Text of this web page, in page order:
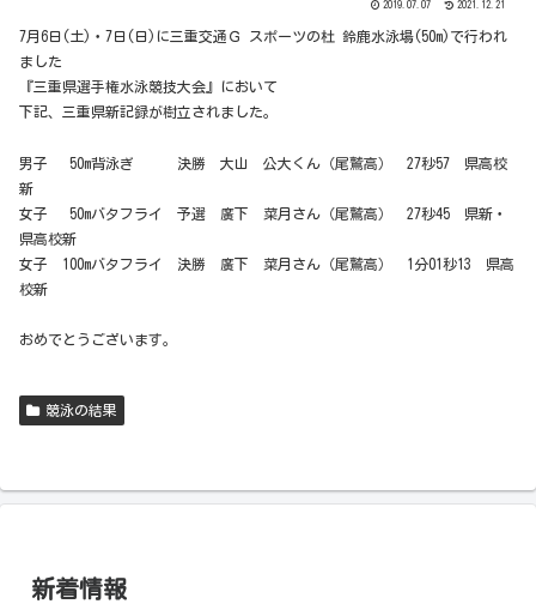
2019.07.07 2021.12.21
7月6日(土)・7日(日)に三重交通Ｇ スポーツの杜 鈴鹿水泳場(50m)で行われ
ました
『三重県選手権水泳競技大会』において
下記、三重県新記録が樹立されました。
男子 50m背泳ぎ 決勝 大山 公大くん（尾鷲高） 27秒57 県高校
新
女子 50mバタフライ 予選 廣下 菜月さん（尾鷲高） 27秒45 県新・
県高校新
女子 100mバタフライ 決勝 廣下 菜月さん（尾鷲高） 1分01秒13 県高
校新
おめでとうございます。
競泳の結果
新着情報